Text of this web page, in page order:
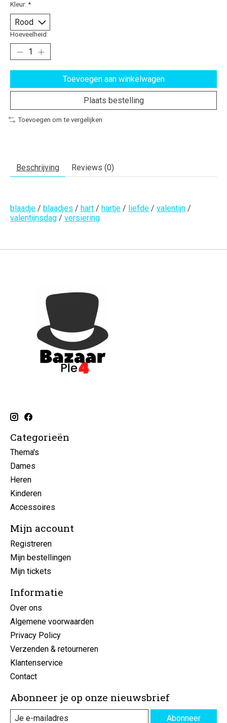
Kleur: *
Hoeveelheid:
Toevoegen aan winkelwagen
Plaats bestelling
Toevoegen om te vergelijken
Beschrijving Reviews (0)
blaadje / blaadjes / hart / hartje / liefde / valentijn /
valentijnsdag / versiering
Categorieën
Thema's
Dames
Heren
Kinderen
Accessoires
Mijn account
Registreren
Mijn bestellingen
Mijn tickets
Informatie
Over ons
Algemene voorwaarden
Privacy Policy
Verzenden & retourneren
Klantenservice
Contact
Abonneer je op onze nieuwsbrief
Abonneer